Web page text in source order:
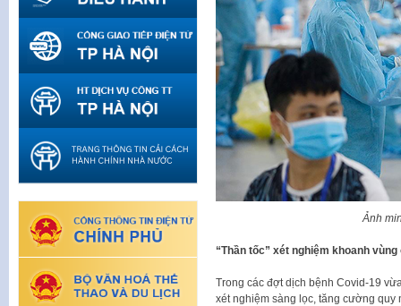
Ảnh
“Thần tốc” xét nghiệm khoanh vùng
Trong các đợt dịch bệnh Covid-19
xét nghiệm sàng lọc, tăng cường